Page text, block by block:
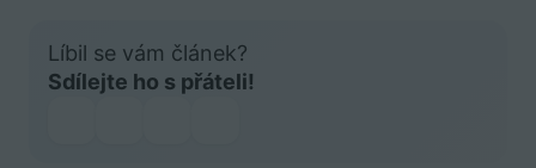
Líbil se vám článek?
Sdílejte ho s přáteli!